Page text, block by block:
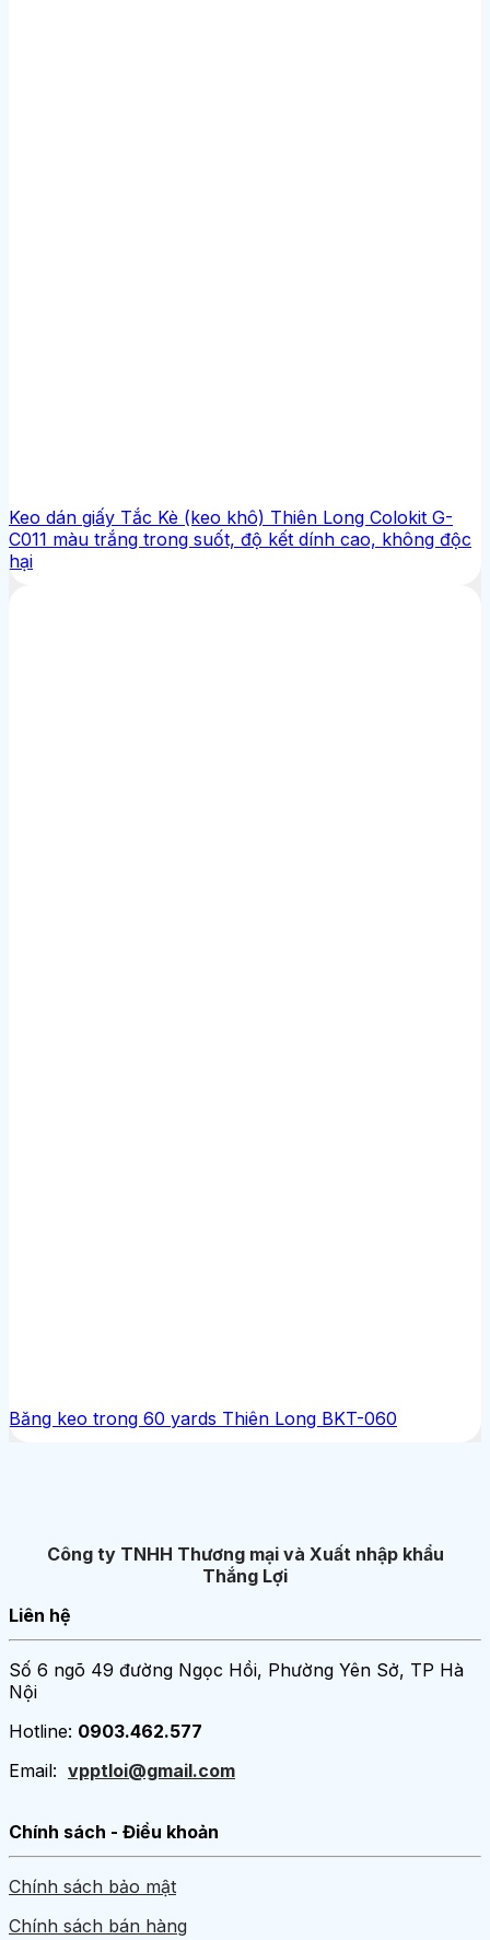
Keo dán giấy Tắc Kè (keo khô) Thiên Long Colokit G-
C011 màu trắng trong suốt, độ kết dính cao, không độc
hại
Băng keo trong 60 yards Thiên Long BKT-060
Công ty TNHH Thương mại và Xuất nhập khẩu
Thắng Lợi
Liên hệ
Số 6 ngõ 49 đường Ngọc Hồi, Phường Yên Sở, TP Hà
Nội
Hotline: 0903.462.577
Email: vpptloi@gmail.com
Chính sách - Điều khoản
Chính sách bảo mật
Chính sách bán hàng